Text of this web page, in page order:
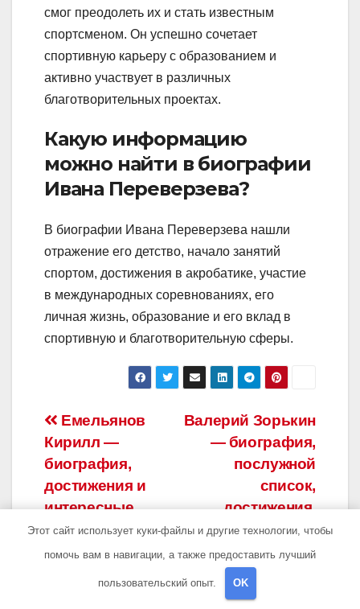
смог преодолеть их и стать известным
спортсменом. Он успешно сочетает
спортивную карьеру с образованием и
активно участвует в различных
благотворительных проектах.
Какую информацию
можно найти в биографии
Ивана Переверзева?
В биографии Ивана Переверзева нашли
отражение его детство, начало занятий
спортом, достижения в акробатике, участие
в международных соревнованиях, его
личная жизнь, образование и его вклад в
спортивную и благотворительную сферы.
Навигация
по
записям
Валерий Зорькин
— биография,
послужной
список,
достижения,
интересные
факты
Емельянов
Кирилл —
биография,
достижения и
интересные
факты. Сайт
Известные
Этот сайт использует куки-файлы и другие технологии, чтобы
помочь вам в навигации, а также предоставить лучший
пользовательский опыт. OK